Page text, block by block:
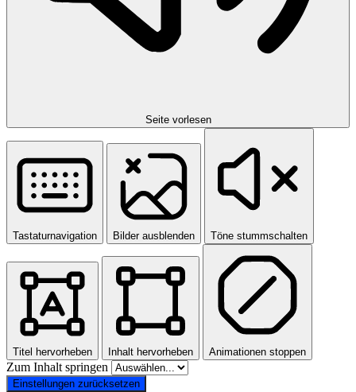
Seite vorlesen
Tastaturnavigation Bilder ausblenden Töne stummschalten
Titel hervorheben Inhalt hervorheben Animationen stoppen
Zum Inhalt springen
Einstellungen zurücksetzen